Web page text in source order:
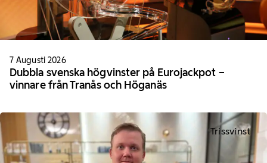
7 Augusti 2026
Dubbla svenska högvinster på Eurojackpot –
vinnare från Tranås och Höganäs
Trissvinst